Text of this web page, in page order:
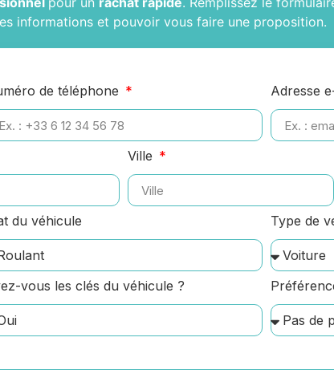
informations et pouvoir vous faire une proposition.
de téléphone Adresse
Ville
du véhicule Type de
vous les clés du véhicule ?